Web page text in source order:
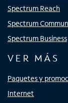
Spectrum Reach
Spectrum
Spectrum Business
VER MÁS
Paquetes y
Internet